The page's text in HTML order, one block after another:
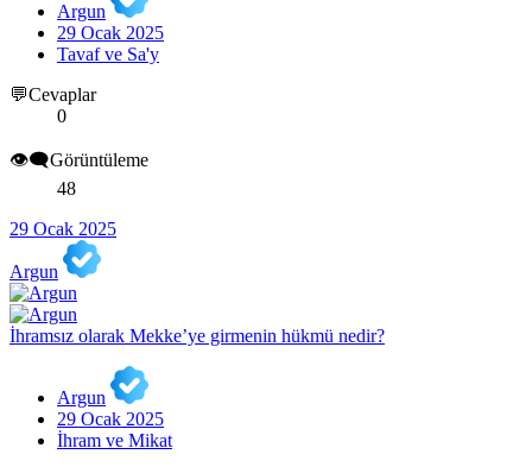
Argun
29 Ocak 2025
Tavaf ve Sa'y
💬Cevaplar
0
👁️‍🗨️Görüntüleme
48
29 Ocak 2025
Argun
İhramsız olarak Mekke’ye girmenin hükmü nedir?
Argun
29 Ocak 2025
İhram ve Mikat